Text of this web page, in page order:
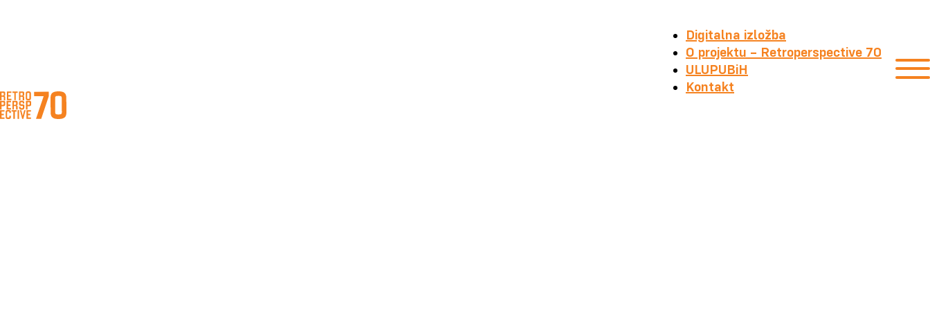
Digitalna izložba
O projektu – Retroperspective 70
ULUPUBiH
Kontakt